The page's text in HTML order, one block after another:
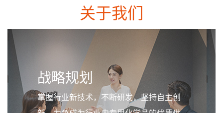
关于我们
战略规划
掌握行业新技术，不断研发，坚持自主创